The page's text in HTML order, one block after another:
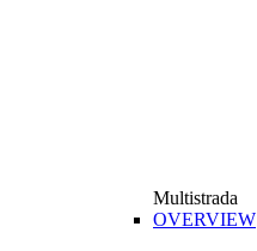
Multistrada
OVERVIEW